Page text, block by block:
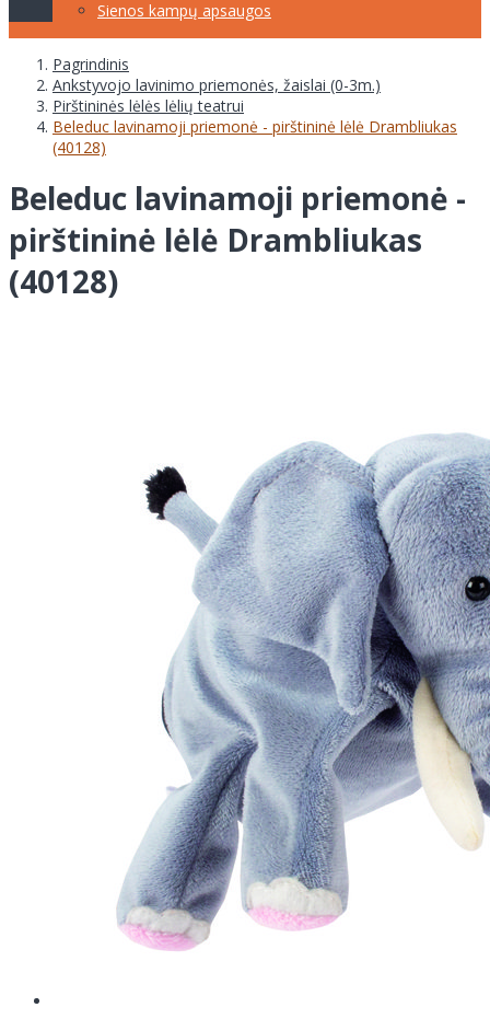
Sienos kampų apsaugos
Pagrindinis
Ankstyvojo lavinimo priemonės, žaislai (0-3m.)
Pirštininės lėlės lėlių teatrui
Beleduc lavinamoji priemonė - pirštininė lėlė Drambliukas
(40128)
Beleduc lavinamoji priemonė -
pirštininė lėlė Drambliukas
(40128)